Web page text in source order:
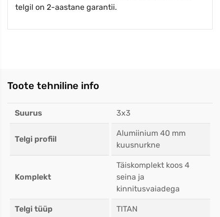
telgil on 2-aastane garantii.
Toote tehniline info
Suurus 3x3
Telgi profiil
Alumiinium 40 mm
kuusnurkne
Komplekt
Täiskomplekt koos 4
seina ja
kinnitusvaiadega
Telgi tüüp TITAN